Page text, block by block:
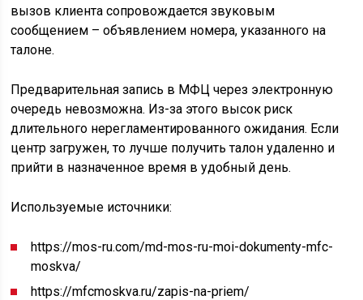
вызов клиента сопровождается звуковым
сообщением – объявлением номера, указанного на
талоне.
Предварительная запись в МФЦ через электронную
очередь невозможна. Из-за этого высок риск
длительного нерегламентированного ожидания. Если
центр загружен, то лучше получить талон удаленно и
прийти в назначенное время в удобный день.
Используемые источники:
https://mos-ru.com/md-mos-ru-moi-dokumenty-mfc-
moskva/
https://mfcmoskva.ru/zapis-na-priem/